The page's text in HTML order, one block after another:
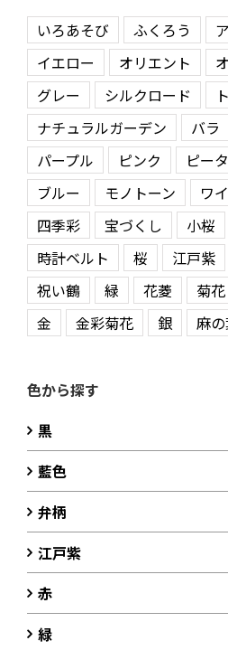
いろあそび ふくろう
イエロー
オリエント
グレー
シルクロード
ナチュラルガーデン
バラ
パープル
ピンク
ピー
ブルー
モノトーン ワ
四季彩
宝づくし 小桜
時計ベルト
桜 江戸紫
祝い鶴
緑 花菱 菊花
金
金彩菊花 銀 麻
色から探す
黒
藍色
弁柄
江戸紫
赤
緑